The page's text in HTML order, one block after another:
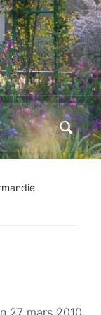
27 mars 2010